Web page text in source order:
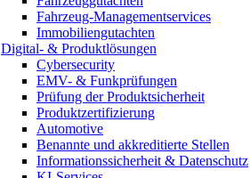
Fahrzeug-Managementservices
Immobiliengutachten
Digital- & Produktlösungen
Cybersecurity
EMV- & Funkprüfungen
Prüfung der Produktsicherheit
Produktzertifizierung
Automotive
Benannte und akkreditierte Stellen
Informationssicherheit & Datenschutz